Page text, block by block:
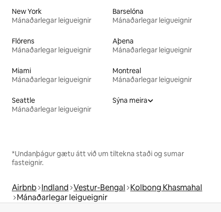
New York
Mánaðarlegar leigueignir
Barselóna
Mánaðarlegar leigueignir
Flórens
Mánaðarlegar leigueignir
Aþena
Mánaðarlegar leigueignir
Miami
Mánaðarlegar leigueignir
Montreal
Mánaðarlegar leigueignir
Seattle
Mánaðarlegar leigueignir
Sýna meira
*Undanþágur gætu átt við um tiltekna staði og sumar
fasteignir.
Airbnb Indland Vestur-Bengal Kolbong Khasmahal
Mánaðarlegar leigueignir